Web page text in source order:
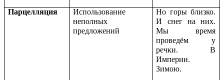
Парцелляция
Использование
неполных
предложений
Но горы близко.
И снег на них.
Мы время
проведём у
речки. В
Империи.
Зимою.